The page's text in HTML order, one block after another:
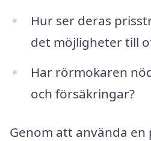
Hur ser deras
det möjligheter till
Har rörmokaren
och försäkringar?
Genom att använda